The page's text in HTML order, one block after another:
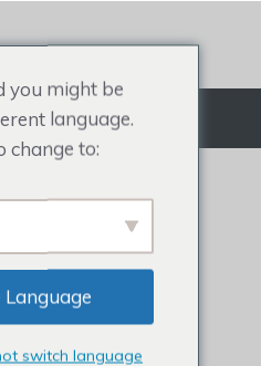
KRÓTKIE
you might be
language.
change to:
Language
switch language